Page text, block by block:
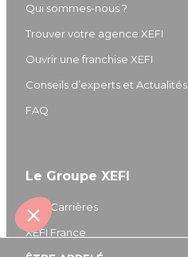
Qui sommes-nous ?
Trouver votre agence XEFI
Ouvrir une franchise XEFI
Conseils d’experts et Actualités
FAQ
Le Groupe XEFI
XEFI Carrières
XEFI France